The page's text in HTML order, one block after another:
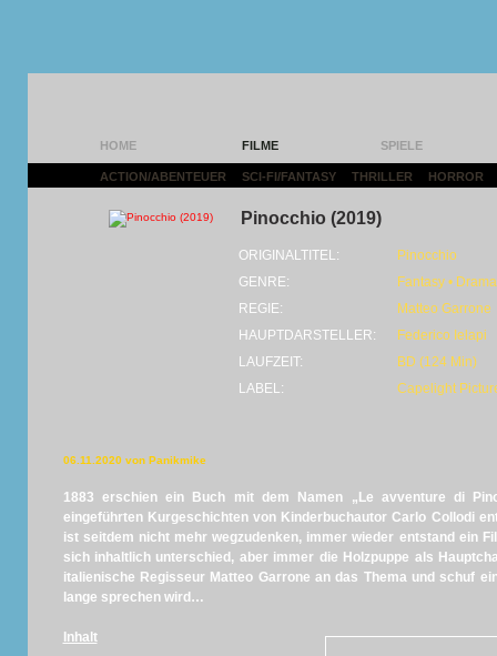
HOME FILME SPIELE
ACTION/ABENTEUER SCI-FI/FANTASY THRILLER HORROR
Pinocchio (2019)
ORIGINALTITEL:
Pinocchio
GENRE:
Fantasy •
REGIE:
Matteo Garrone
HAUPTDARSTELLER:
Federico Ielapi
LAUFZEIT:
BD (124 Min)
LABEL:
Capelight
06.11.2020 von Panikmike
1883 erschien ein Buch mit dem Namen „Le avventure di
eingeführten Kurgeschichten von Kinderbuchautor Carlo Collodi
ist seitdem nicht mehr wegzudenken, immer wieder entstand ein
sich inhaltlich unterschied, aber immer die Holzpuppe als
italienische Regisseur Matteo Garrone an das Thema und schuf
lange sprechen wird…
Inhalt